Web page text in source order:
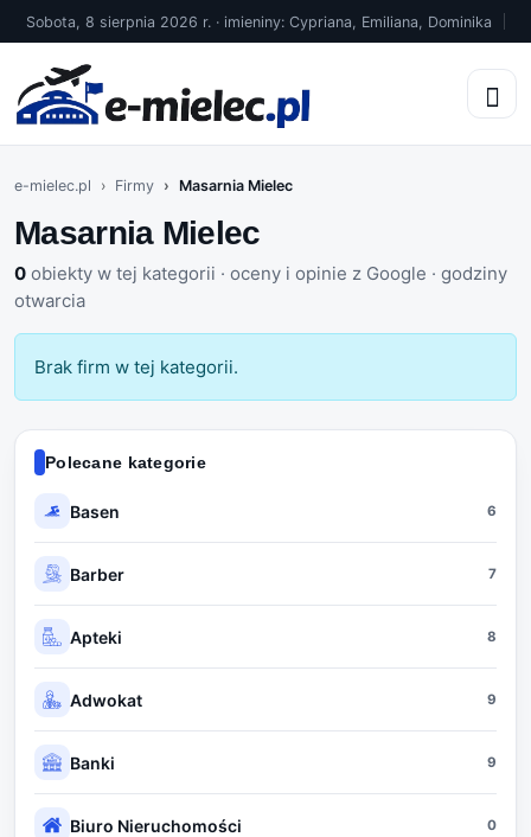
Sobota, 8 sierpnia 2026 r. · imieniny: Cypriana, Emiliana, Dominika
e-mielec.pl Firmy Masarnia Mielec
Masarnia Mielec
0 obiekty w tej kategorii · oceny i opinie z Google · godziny
otwarcia
Brak firm w tej kategorii.
Polecane kategorie
Basen 6
Barber 7
Apteki 8
Adwokat 9
Banki 9
Biuro Nieruchomości 0